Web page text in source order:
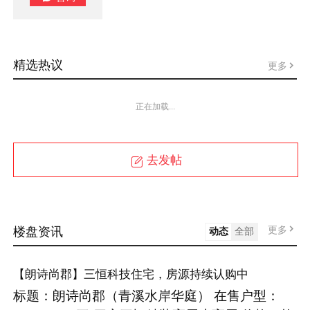
精选热议 更多
正在加载...
去发帖
楼盘资讯 动态 全部 更多
【朗诗尚郡】三恒科技住宅，房源持续认购中
标题：朗诗尚郡（青溪水岸华庭） 在售户型：